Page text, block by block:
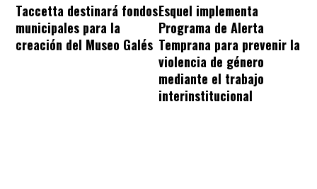
Taccetta destinará fondos
municipales para la
creación del Museo Galés
Esquel implementa
Programa de Alerta
Temprana para prevenir la
violencia de género
mediante el trabajo
interinstitucional